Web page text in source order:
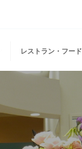
レストラン・フード